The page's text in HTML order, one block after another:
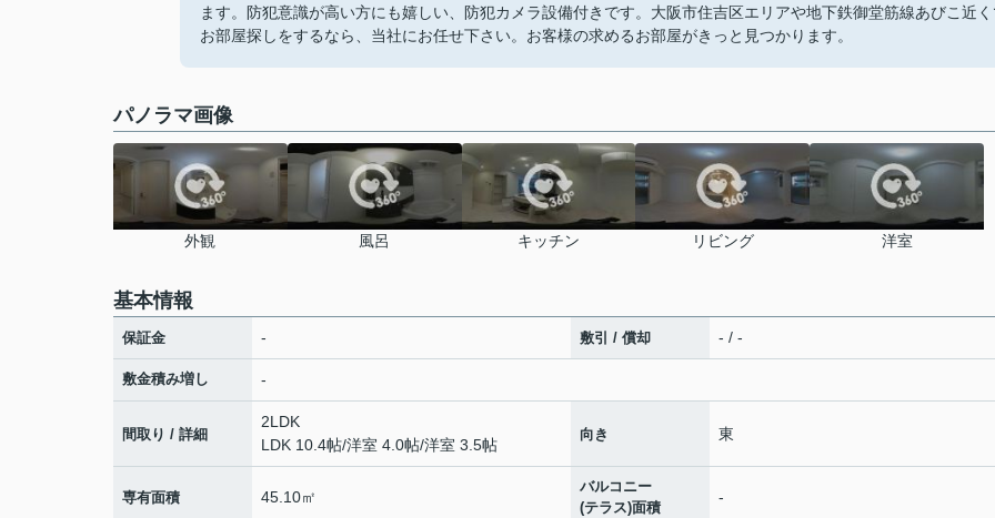
ます。防犯意識が高い方にも嬉しい、防犯カメラ設備付きです。大阪市住吉区エリアや地下鉄御堂筋線あびこ近
お部屋探しをするなら、当社にお任せ下さい。お客様の求めるお部屋がきっと見つかります。
パノラマ画像
外観 風呂 キッチン リビング 洋室
基本情報
保証金 - 敷引 / 償却 - / -
敷金積み増し -
間取り / 詳細
2LDK
LDK 10.4帖/洋室 4.0帖/洋室 3.5帖
向き 東
専有面積 45.10㎡
バルコニー
(テラス)面積
-